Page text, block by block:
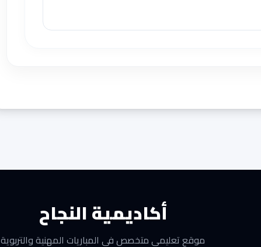
أكاديمية النجاح
موقع تعليمي متخصص في المباريات المهنية والتربوية